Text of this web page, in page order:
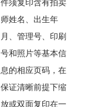
件须复印含有拍卖
师姓名、出生年
月、管理号、印刷
号和照片等基本信
息的相应页码，在
保证清晰前提下缩
放或双面复印在一